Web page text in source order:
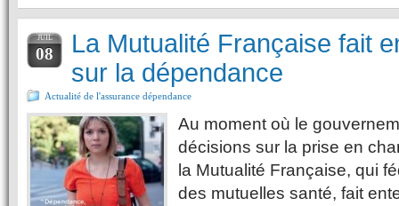
JUIL
08
La Mutualité Française fait
sur la dépendance
Actualité de l'assurance dépendance
Au moment où le
décisions sur la prise en
la Mutualité Française, qui
des mutuelles santé, fait